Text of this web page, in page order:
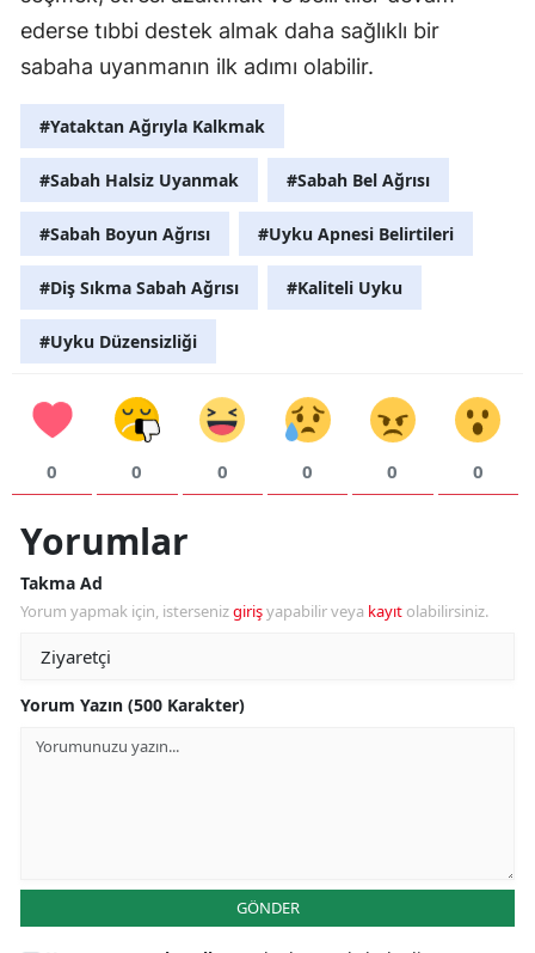
ederse tıbbi destek almak daha sağlıklı bir
sabaha uyanmanın ilk adımı olabilir.
#Yataktan Ağrıyla Kalkmak
#Sabah Halsiz Uyanmak #Sabah Bel Ağrısı
#Sabah Boyun Ağrısı #Uyku Apnesi Belirtileri
#Diş Sıkma Sabah Ağrısı #Kaliteli Uyku
#Uyku Düzensizliği
0 0 0 0 0 0
Yorumlar
Takma Ad
Yorum yapmak için, istersenizgirişyapabilir veya kayıt olabilirsiniz.
Yorum Yazın (500 Karakter)
GÖNDER